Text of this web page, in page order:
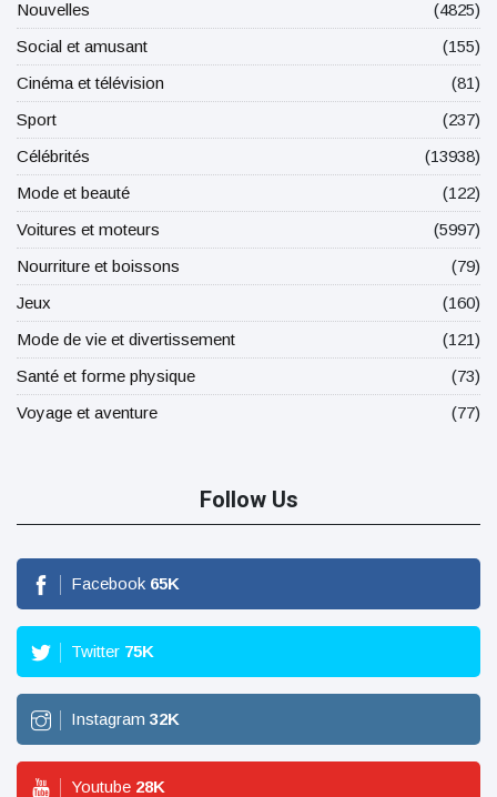
Nouvelles
(4825)
Social et amusant
(155)
Cinéma et télévision
(81)
Sport
(237)
Célébrités
(13938)
Mode et beauté
(122)
Voitures et moteurs
(5997)
Nourriture et boissons
(79)
Jeux
(160)
Mode de vie et divertissement
(121)
Santé et forme physique
(73)
Voyage et aventure
(77)
Follow Us
Facebook 65K
Twitter 75K
Instagram 32K
Youtube 28K